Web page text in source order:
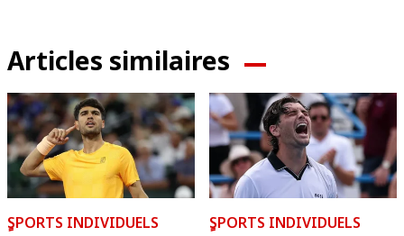
Articles similaires
ٍSPORTS INDIVIDUELS ٍSPORTS INDIVIDUELS